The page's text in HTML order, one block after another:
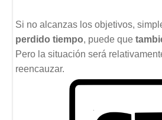
Si no alcanzas los objetivos,
perdido tiempo, puede que
Pero la situación será
reencauzar.